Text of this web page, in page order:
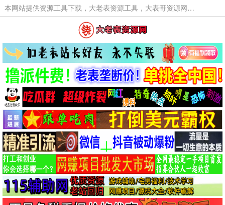
本网站提供资源工具下载，大老表资源工具，大表哥资源网软件工具，大老表资源下载，活动线报福利资源分享,活动线报，大型网游经典游戏，网络热门技术游戏辅助交流与分享。